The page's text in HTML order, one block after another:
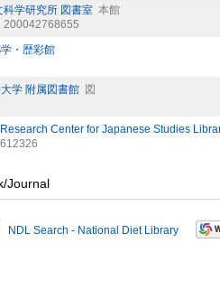
科学研究所 図書室 本館
200042768655
・歴彩館
学 附属図書館 図
Center for Japanese Studies
Journal
NDL Search - National Diet Library